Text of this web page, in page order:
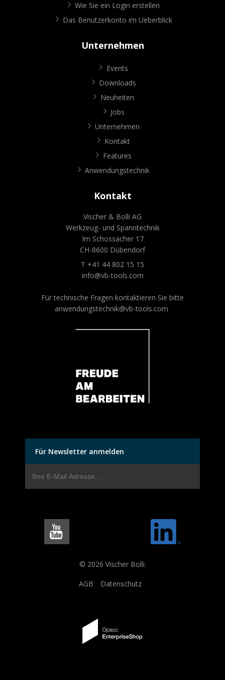
Wie Sie ein Login erstellen
Das Benutzerkonto im Ueberblick
Unternehmen
Events
Downloads
Neuheiten
Jobs
Unternehmen
Kontakt
Features
Anwendungstechnik
Kontakt
Vischer & Bolli AG
Werkzeug- und Spanntechnik
Im Schossacher 17
CH-8600 Dübendorf
T +41 44 802 15 15
info@vb-tools.com
Für technische Fragen kontaktieren Sie bitte
anwendungstechnik@vb-tools.com
Für Newsletter anmelden
© 2026 Vischer Bolli.
AGB Datenschutz